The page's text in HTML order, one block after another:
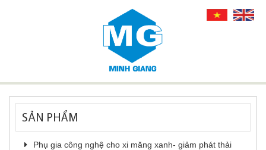
SẢN PHẨM
Phụ gia công nghệ cho xi măng xanh- giảm phát thải